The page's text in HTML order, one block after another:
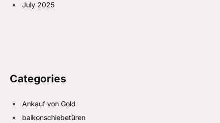
July 2025
Categories
Ankauf von Gold
balkonschiebetüren